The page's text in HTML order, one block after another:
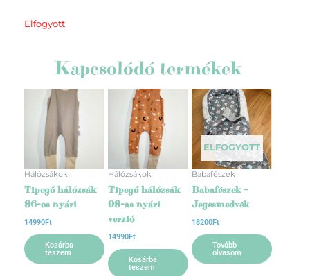
Elfogyott
Kapcsolódó termékek
Hálózsákok
Tipegő hálózsák
86-os nyári
14990Ft
Kosárba
teszem
Hálózsákok
Tipegő hálózsák
98-as nyári
verzió
14990Ft
Kosárba
teszem
ELFOGYOTT
Babafészek
Babafészek –
Jegesmedvék
18200Ft
Tovább
olvasom